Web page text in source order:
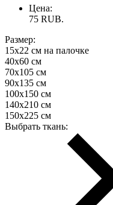
Цена:
75 RUB.
Размер:
15х22 см на палочке
40х60 см
70х105 см
90х135 см
100х150 см
140х210 см
150х225 см
Выбрать ткань: